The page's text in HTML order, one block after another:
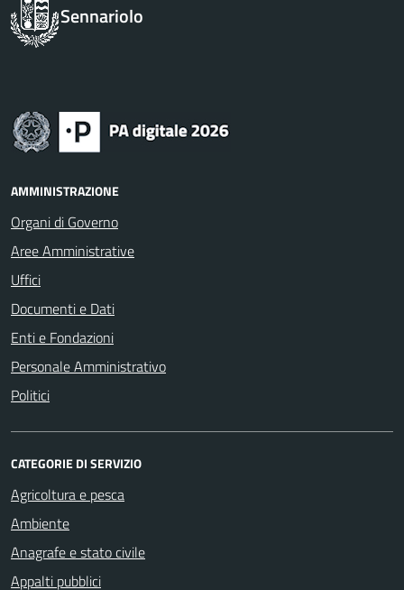
Sennariolo
AMMINISTRAZIONE
Organi di Governo
Aree Amministrative
Uffici
Documenti e Dati
Enti e Fondazioni
Personale Amministrativo
Politici
CATEGORIE DI SERVIZIO
Agricoltura e pesca
Ambiente
Anagrafe e stato civile
Appalti pubblici